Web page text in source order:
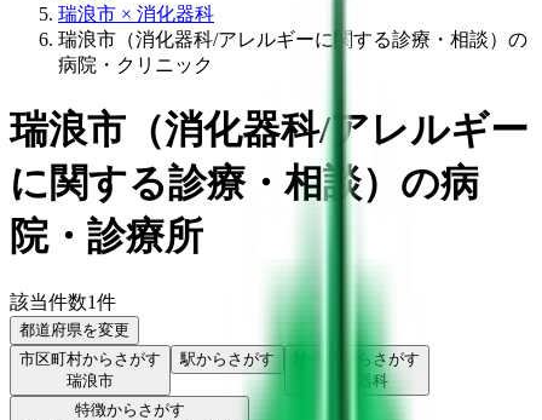
瑞浪市 × 消化器科
瑞浪市（消化器科/アレルギーに関する診療・相談）の
病院・クリニック
瑞浪市 （消化器科/アレルギー
に関する診療・相談） の病
院・診療所
該当件数1件
都道府県を変更
市区町村からさがす
瑞浪市
駅からさがす
診療科からさがす
消化器科
特徴からさがす